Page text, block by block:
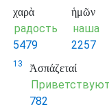
χαρὰ
радость
5479
ἡμῶν
наша
2257
13 Ἀσπάζεταί
Приветствуют
782